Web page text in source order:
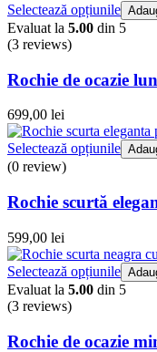
Selectează opțiunile
Evaluat la 5.00 din 5
(3 reviews)
Rochie de ocazie
699,00 lei
Selectează opțiunile
(0 review)
Rochie scurtă
599,00 lei
Selectează opțiunile
Evaluat la 5.00 din 5
(3 reviews)
Rochie de ocazie